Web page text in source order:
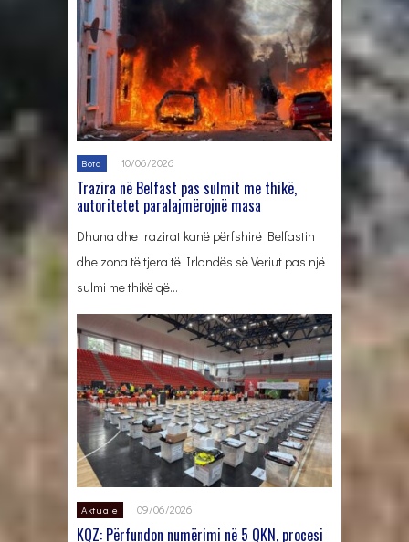
Bota 10/06/2026
Trazira në Belfast pas sulmit me thikë,
autoritetet paralajmërojnë masa
Dhuna dhe trazirat kanë përfshirë Belfastin
dhe zona të tjera të Irlandës së Veriut pas një
sulmi me thikë që…
Aktuale 09/06/2026
KQZ: Përfundon numërimi në 5 QKN, procesi